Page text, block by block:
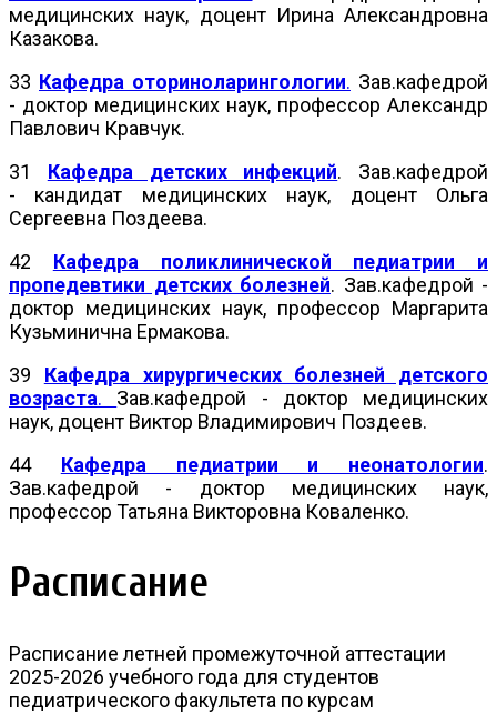
медицинских наук, доцент Ирина Александровна
Казакова.
33 Кафедра оториноларингологии. Зав.кафедрой
- доктор медицинских наук, профессор Александр
Павлович Кравчук.
31 Кафедра детских инфекций. Зав.кафедрой
- кандидат медицинских наук, доцент Ольга
Сергеевна Поздеева.
42 Кафедра поликлинической педиатрии и
пропедевтики детских болезней. Зав.кафедрой -
доктор медицинских наук, профессор Маргарита
Кузьминична Ермакова.
39 Кафедра хирургических болезней детского
возраста. Зав.кафедрой - доктор медицинских
наук, доцент Виктор Владимирович Поздеев.
44 Кафедра педиатрии и неонатологии.
Зав.кафедрой - доктор медицинских наук,
профессор Татьяна Викторовна Коваленко.
Расписание
Расписание летней промежуточной аттестации
2025-2026 учебного года для студентов
педиатрического факультета по курсам